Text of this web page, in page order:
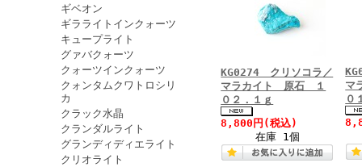
ギベオン
ギラライトインクォーツ
キュープライト
グァバクォーツ
クォーツインクォーツ
クォンタムクワトロシリ
カ
クラック水晶
クランダルライト
グランディディエライト
クリオライト
KG0274 クリソコラ／
マラカイト 原石 １
０２．１ｇ
8,800円 (税込)
在庫 1個
マ
０